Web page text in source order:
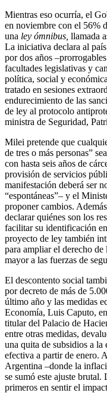
Mientras eso ocurría, el
en noviembre con el 56%
una ley ómnibus, llamada
La iniciativa declara al
por dos años
facultades legislativas y
política, social y
tratado en sesiones
endurecimiento de las
de ley al protocolo
ministra de Seguridad,
Milei pretende que
de tres o más personas”
con hasta seis años de
provisión de servicios
manifestación deberá ser
“espontáneas”– y el
proponer cambios.
declarar quiénes son los
facilitar su identificación
proyecto de ley también
para ampliar el derecho
mayor a las fuerzas de
El descontento social
por decreto de más de
último año y las medidas
Economía, Luis Caputo,
titular del Palacio de
entre otras medidas,
una quita de subsidios a la
efectiva a partir de enero.
Argentina –donde la
se sumó este ajuste brutal.
primeros en sentir el